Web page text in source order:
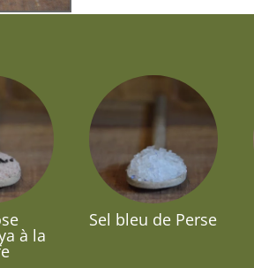
à la
Sel bleu de Perse